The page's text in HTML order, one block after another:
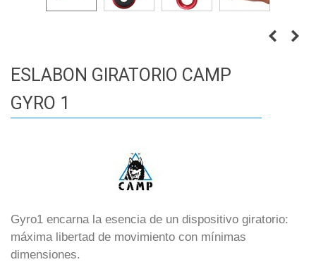
ESLABON GIRATORIO CAMP
GYRO 1
Gyro1 encarna la esencia de un dispositivo giratorio:
máxima libertad de movimiento con mínimas
dimensiones.